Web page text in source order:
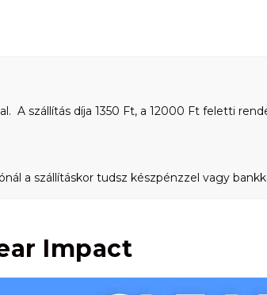
A szállítás díja 1350 Ft, a 12000 Ft feletti
a szállításkor tudsz készpénzzel vagy
Impact